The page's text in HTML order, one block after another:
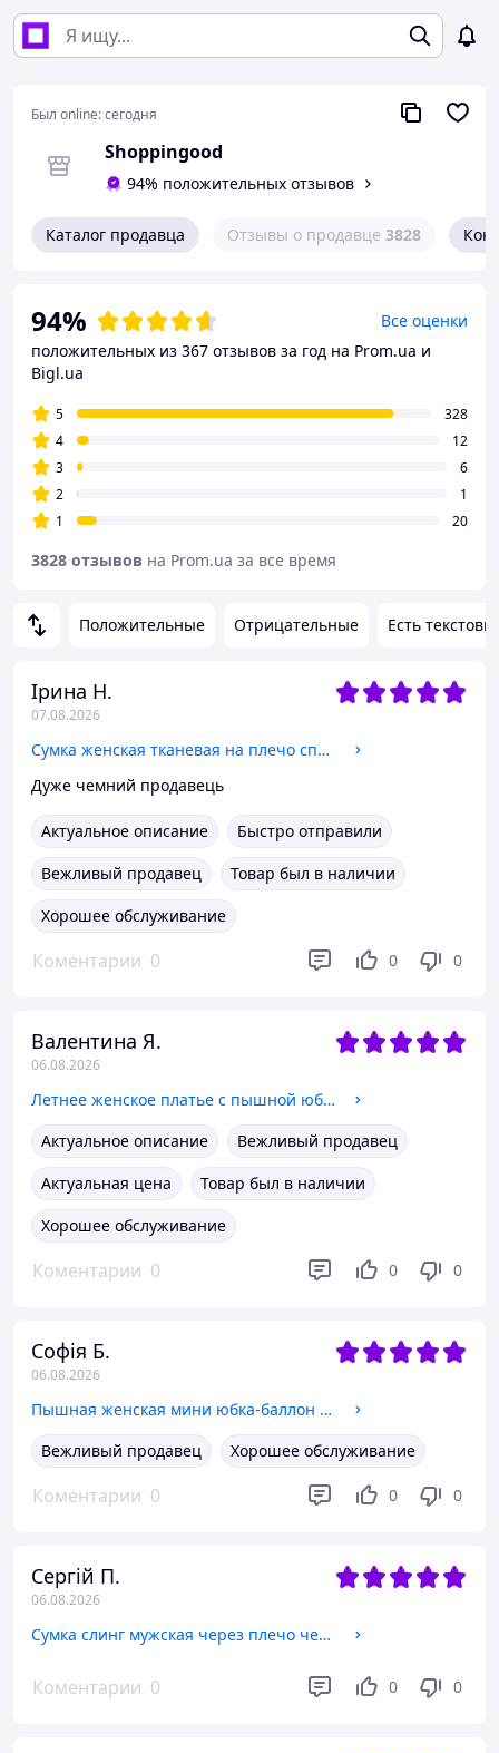
Был online:сегодня
Shoppingood
94% положительных отзывов
Каталог продавца Отзывы о продавце 3828
Положительные Отрицательные Есть
Ірина Н.
07.08.2026
Сумка женская тканевая на плечо спортивная бирюзовая большая один отдел карманы Dolly 491 37х28х18 см
Дуже чемний продавець
Актуальное описание
Быстро отправили
Вежливый продавец
Товар был в наличии
Хорошее обслуживание
Коментарии 0 0 0
Валентина Я.
06.08.2026
Летнее женское платье с пышной юбкой принт лимоны Sms9435
Актуальное описание
Вежливый продавец
Актуальная цена
Товар был в наличии
Хорошее обслуживание
Коментарии 0 0 0
Софія Б.
06.08.2026
Пышная женская мини юбка-баллон ткань королевский атлас Uv353 Шоклад
Вежливый продавец
Хорошее обслуживание
Коментарии 0 0 0
Сергій П.
06.08.2026
Сумка слинг мужская через плечо черная тканевая бананка кросс боди crossbody два отдела и карманы Lanpad 65365
Коментарии 0 0 0
94%
Все оценки
положительных из 367 отзывов за год на Prom.ua и
Bigl.ua
5
328
4
12
3
6
2
1
1
20
3828 отзывов на Prom.ua за все время